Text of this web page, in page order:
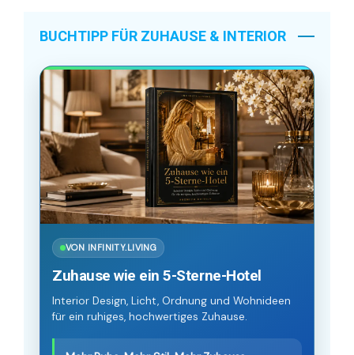
BUCHTIPP FÜR ZUHAUSE & INTERIOR
VON INFINITY.LIVING
Zuhause wie ein 5-Sterne-Hotel
Interior Design, Licht, Ordnung und Wohnideen
für ein ruhiges, hochwertiges Zuhause.